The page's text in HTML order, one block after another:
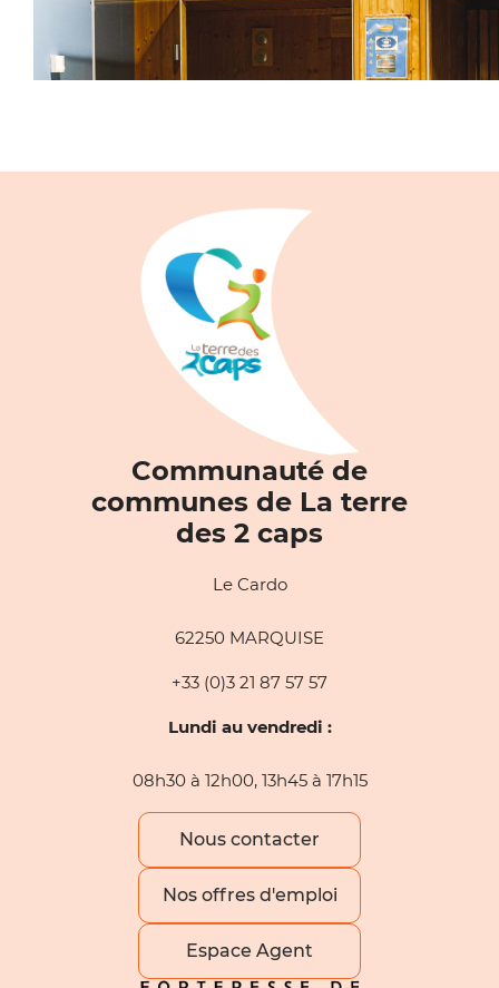
Communauté de
communes de La terre
des 2 caps
Le Cardo
62250 MARQUISE
+33 (0)3 21 87 57 57
Lundi au vendredi :
08h30 à 12h00, 13h45 à 17h15
Nous contacter
Nos offres d'emploi
Espace Agent